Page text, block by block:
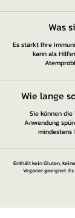
Was
Es stärkt Ihre
kann als
Wie lange
Sie können
Anwendung
mindestens
Enthält kein Gluten,
Veganer geeignet.